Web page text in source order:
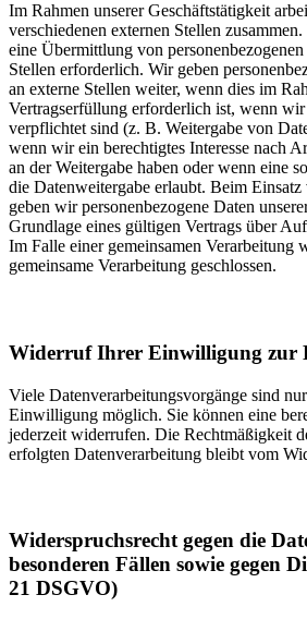
Im Rahmen unserer Geschäftstätigkeit
verschiedenen externen Stellen
eine Übermittlung von
Stellen erforderlich. Wir geben
an externe Stellen weiter, wenn dies im
Vertragserfüllung erforderlich ist, wenn wir
verpflichtet sind (z. B. Weitergabe von
wenn wir ein berechtigtes Interesse nach
an der Weitergabe haben oder wenn eine
die Datenweitergabe erlaubt. Beim
geben wir personenbezogene Daten
Grundlage eines gültigen Vertrags über
Im Falle einer gemeinsamen Verarbeitung
gemeinsame Verarbeitung geschlossen.
Widerruf Ihrer Einwilligung zur
Viele Datenverarbeitungsvorgänge sind
Einwilligung möglich. Sie können eine
jederzeit widerrufen. Die Rechtmäßigkeit
erfolgten Datenverarbeitung bleibt vom
Widerspruchsrecht gegen die
besonderen Fällen sowie gegen
21 DSGVO)